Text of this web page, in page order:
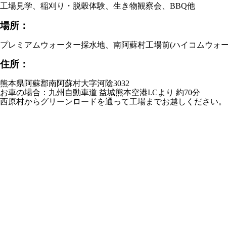
工場見学、稲刈り・脱穀体験、生き物観察会、BBQ他
場所：
プレミアムウォーター採水地、南阿蘇村工場前(ハイコムウォ
住所：
熊本県阿蘇郡南阿蘇村大字河陰3032
お車の場合：九州自動車道 益城熊本空港I.Cより 約70分
西原村からグリーンロードを通って工場までお越しください。